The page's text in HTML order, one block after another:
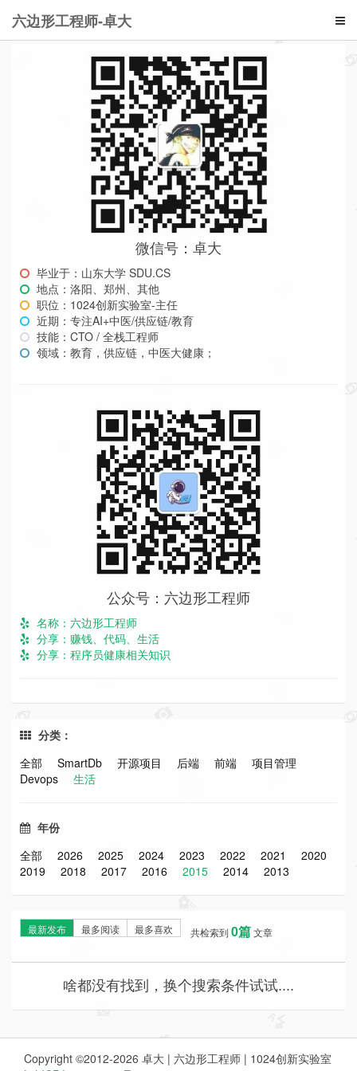
六边形工程师-卓大
微信号：卓大
毕业于：山东大学 SDU.CS
地点：洛阳、郑州、其他
职位：1024创新实验室-主任
近期：专注AI+中医/供应链/教育
技能：CTO / 全栈工程师
领域：教育，供应链，中医大健康；
公众号：六边形工程师
名称：六边形工程师
分享：赚钱、代码、生活
分享：程序员健康相关知识
分类：
全部
SmartDb 开源项目 后端 前端
项目管理
Devops
生活
年份
全部
2026 2025 2024 2023 2022 2021
2020
2019
2018 2017 2016 2015 2014 2013
最新发布 最多阅读 最多喜欢 共检索到 0篇文章
啥都没有找到，换个搜索条件试试....
Copyright ©2012-2026 卓大 | 六边形工程师 | 1024创新实验室